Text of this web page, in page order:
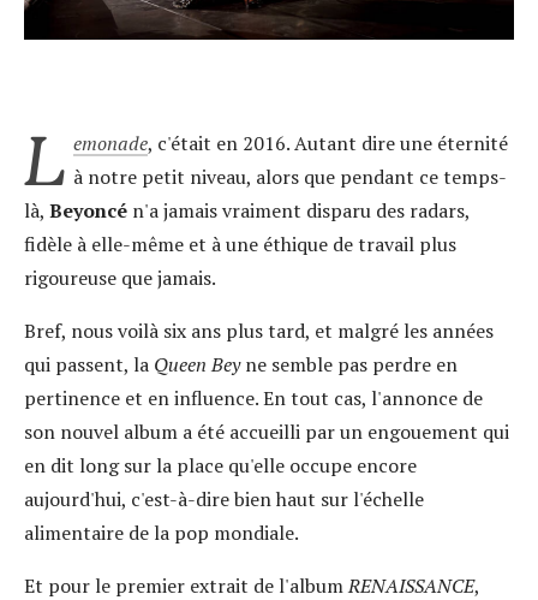
L emonade, c'était en 2016. Autant dire une éternité
à notre petit niveau, alors que pendant ce temps-
là, Beyoncé n'a jamais vraiment disparu des radars,
fidèle à elle-même et à une éthique de travail plus
rigoureuse que jamais.
Bref, nous voilà six ans plus tard, et malgré les années
qui passent, la Queen Beyne semble pas perdre en
pertinence et en influence. En tout cas, l'annonce de
son nouvel album a été accueilli par un engouement qui
en dit long sur la place qu'elle occupe encore
aujourd'hui, c'est-à-dire bien haut sur l'échelle
alimentaire de la pop mondiale.
Et pour le premier extrait de l'albumRENAISSANCE,